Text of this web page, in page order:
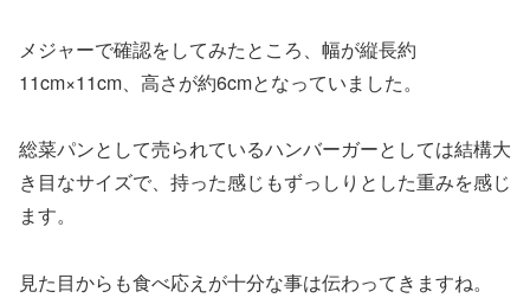
メジャーで確認をしてみたところ、幅が縦長約
11cm×11cm、高さが約6cmとなっていました。
総菜パンとして売られているハンバーガーとしては結構大
き目なサイズで、持った感じもずっしりとした重みを感じ
ます。
見た目からも食べ応えが十分な事は伝わってきますね。